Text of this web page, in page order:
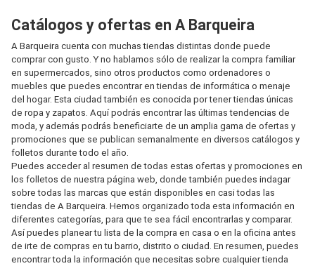
Catálogos y ofertas en A Barqueira
A Barqueira cuenta con muchas tiendas distintas donde puede
comprar con gusto. Y no hablamos sólo de realizar la compra familiar
en supermercados, sino otros productos como ordenadores o
muebles que puedes encontrar en tiendas de informática o menaje
del hogar. Esta ciudad también es conocida por tener tiendas únicas
de ropa y zapatos. Aquí podrás encontrar las últimas tendencias de
moda, y además podrás beneficiarte de un amplia gama de ofertas y
promociones que se publican semanalmente en diversos catálogos y
folletos durante todo el año.
Puedes acceder al resumen de todas estas ofertas y promociones en
los folletos de nuestra página web, donde también puedes indagar
sobre todas las marcas que están disponibles en casi todas las
tiendas de A Barqueira. Hemos organizado toda esta información en
diferentes categorías, para que te sea fácil encontrarlas y comparar.
Así puedes planear tu lista de la compra en casa o en la oficina antes
de irte de compras en tu barrio, distrito o ciudad. En resumen, puedes
encontrar toda la información que necesitas sobre cualquier tienda